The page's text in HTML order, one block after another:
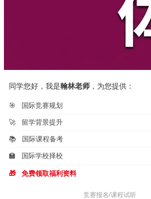
同学您好，我是翰林老师 ，为您提供：
🎯 国际竞赛规划
🚀 留学背景提升
📚 国际课程备考
🏫 国际学校择校
🎁 免费领取福利资料
竞赛报名/课程试听